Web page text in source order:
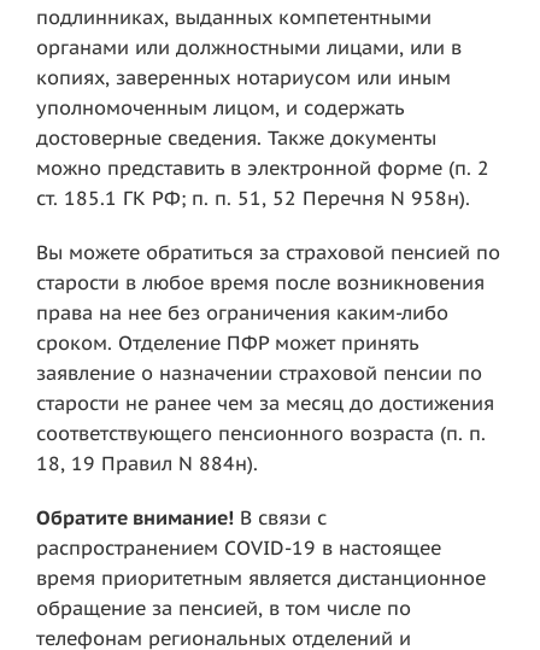
подлинниках, выданных компетентными
органами или должностными лицами, или в
копиях, заверенных нотариусом или иным
уполномоченным лицом, и содержать
достоверные сведения. Также документы
можно представить в электронной форме (п. 2
ст. 185.1 ГК РФ; п. п. 51, 52 Перечня N 958н).
Вы можете обратиться за страховой пенсией по
старости в любое время после возникновения
права на нее без ограничения каким-либо
сроком. Отделение ПФР может принять
заявление о назначении страховой пенсии по
старости не ранее чем за месяц до достижения
соответствующего пенсионного возраста (п. п.
18, 19 Правил N 884н).
Обратите внимание! В связи с
распространением COVID-19 в настоящее
время приоритетным является дистанционное
обращение за пенсией, в том числе по
телефонам региональных отделений и